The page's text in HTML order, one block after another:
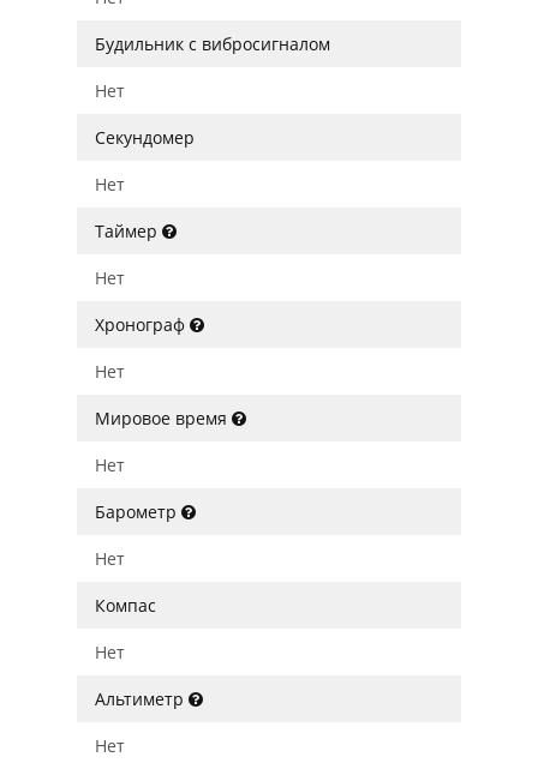
Будильник с вибросигналом
Нет
Секундомер
Нет
Таймер
Нет
Хронограф
Нет
Мировое время
Нет
Барометр
Нет
Компас
Нет
Альтиметр
Нет